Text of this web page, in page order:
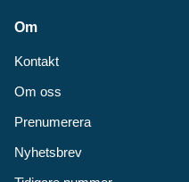
Om
Kontakt
Om oss
Prenumerera
Nyhetsbrev